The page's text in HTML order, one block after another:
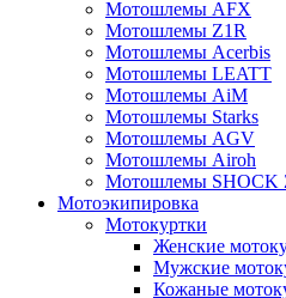
Мотошлемы AFX
Мотошлемы Z1R
Мотошлемы Acerbis
Мотошлемы LEATT
Мотошлемы AiM
Мотошлемы Starks
Мотошлемы AGV
Мотошлемы Airoh
Мотошлемы SHOCK
Мотоэкипировка
Мотокуртки
Женские
Мужские
Кожаные